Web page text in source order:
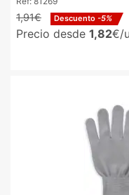
1,91€ Descuento -5%
Precio desde 1,82€/